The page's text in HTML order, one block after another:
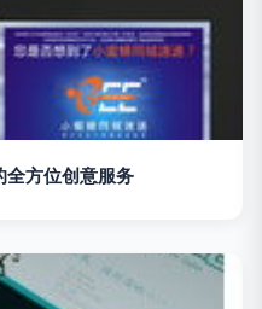
全方位创意服务